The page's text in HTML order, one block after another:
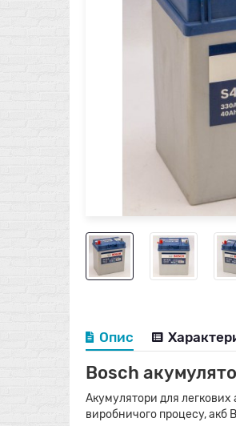
Опис
Bosch
Акумулятори для легкових
виробничого процесу, акб